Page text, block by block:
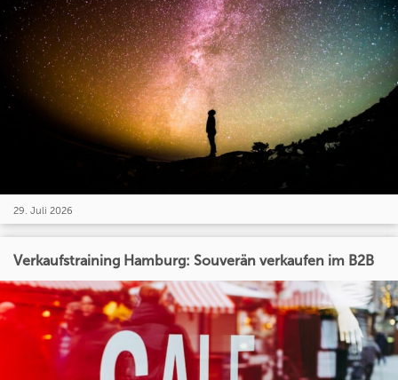
29. Juli 2026
Verkaufstraining Hamburg: Souverän verkaufen im B2B